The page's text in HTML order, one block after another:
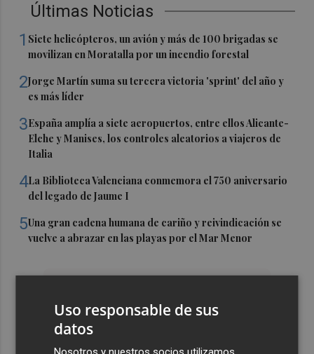
Últimas Noticias
1 Siete helicópteros, un avión y más de 100 brigadas se
movilizan en Moratalla por un incendio forestal
2Jorge Martín suma su tercera victoria 'sprint' del año y
es más líder
3España amplía a siete aeropuertos, entre ellos Alicante-
Elche y Manises, los controles aleatorios a viajeros de
Italia
4La Biblioteca Valenciana conmemora el 750 aniversario
del legado de Jaume I
5Una gran cadena humana de cariño y reivindicación se
vuelve a abrazar en las playas por el Mar Menor
Uso responsable de sus
datos